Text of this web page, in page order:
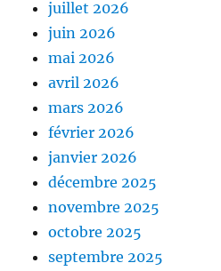
juillet 2026
juin 2026
mai 2026
avril 2026
mars 2026
février 2026
janvier 2026
décembre 2025
novembre 2025
octobre 2025
septembre 2025